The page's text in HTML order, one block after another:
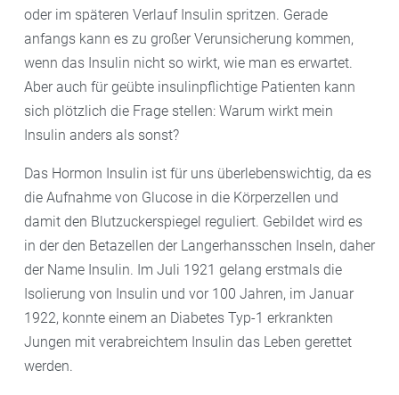
oder im späteren Verlauf Insulin spritzen. Gerade
anfangs kann es zu großer Verunsicherung kommen,
wenn das Insulin nicht so wirkt, wie man es erwartet.
Aber auch für geübte insulinpflichtige Patienten kann
sich plötzlich die Frage stellen: Warum wirkt mein
Insulin anders als sonst?
Das Hormon Insulin ist für uns überlebenswichtig, da es
die Aufnahme von Glucose in die Körperzellen und
damit den Blutzuckerspiegel reguliert. Gebildet wird es
in der den Betazellen der Langerhansschen Inseln, daher
der Name Insulin. Im Juli 1921 gelang erstmals die
Isolierung von Insulin und vor 100 Jahren, im Januar
1922, konnte einem an Diabetes Typ-1 erkrankten
Jungen mit verabreichtem Insulin das Leben gerettet
werden.